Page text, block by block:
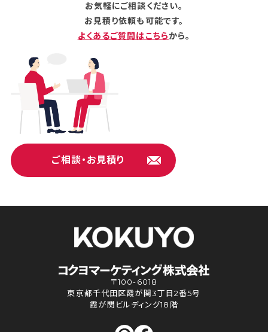
お気軽にご相談ください。
お見積り依頼も可能です。
よくあるご質問はこちらから。
ご相談・お見積り
〒100-6018
東京都千代田区霞が関3丁目2番5号
霞が関ビルディング18階